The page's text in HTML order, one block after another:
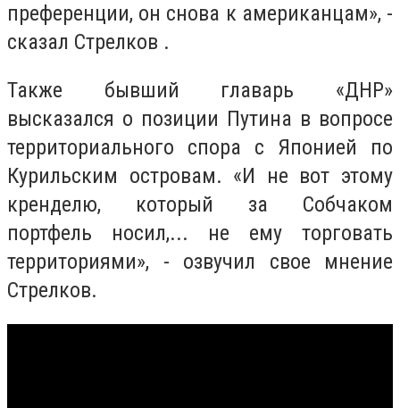
преференции, он снова к американцам», -
сказал Стрелков .
Также бывший главарь «ДНР»
высказался о позиции Путина в вопросе
территориального спора с Японией по
Курильским островам. «И не вот этому
кренделю, который за Собчаком
портфель носил,... не ему торговать
территориями», - озвучил свое мнение
Стрелков.